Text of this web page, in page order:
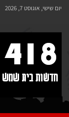
לתוכן
יום שישי, אוגוסט 7, 2026
418 – חדשות בית שמש
כל מה שחדש ומעניין